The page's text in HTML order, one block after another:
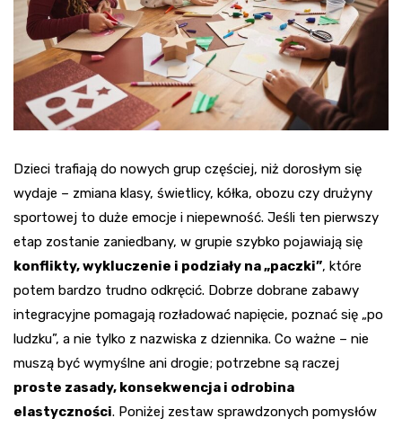
Dzieci trafiają do nowych grup częściej, niż dorosłym się
wydaje – zmiana klasy, świetlicy, kółka, obozu czy drużyny
sportowej to duże emocje i niepewność. Jeśli ten pierwszy
etap zostanie zaniedbany, w grupie szybko pojawiają się
konflikty, wykluczenie i podziały na „paczki”, które
potem bardzo trudno odkręcić. Dobrze dobrane zabawy
integracyjne pomagają rozładować napięcie, poznać się „po
ludzku”, a nie tylko z nazwiska z dziennika. Co ważne – nie
muszą być wymyślne ani drogie; potrzebne są raczej
proste zasady, konsekwencja i odrobina
elastyczności. Poniżej zestaw sprawdzonych pomysłów